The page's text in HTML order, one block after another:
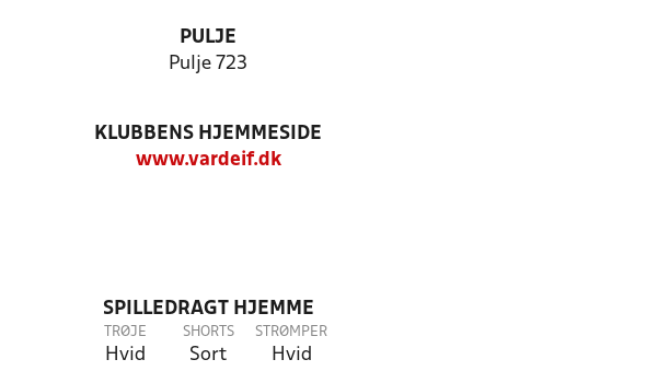
PULJE
Pulje 723
KLUBBENS HJEMMESIDE
www.vardeif.dk
SPILLEDRAGT HJEMME
TRØJE
Hvid
SHORTS
Sort
STRØMPER
Hvid